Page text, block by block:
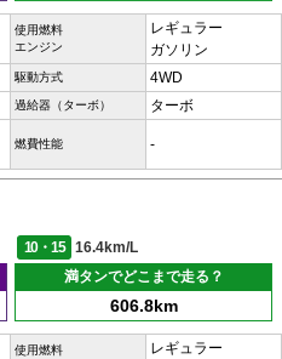
使用燃料
エンジン
レギュラー
ガソリン
駆動方式 4WD
過給器（ターボ） ターボ
燃費性能 -
10・15
16.4km/L
満タンでどこまで走る？
606.8km
使用燃料
レギュラー